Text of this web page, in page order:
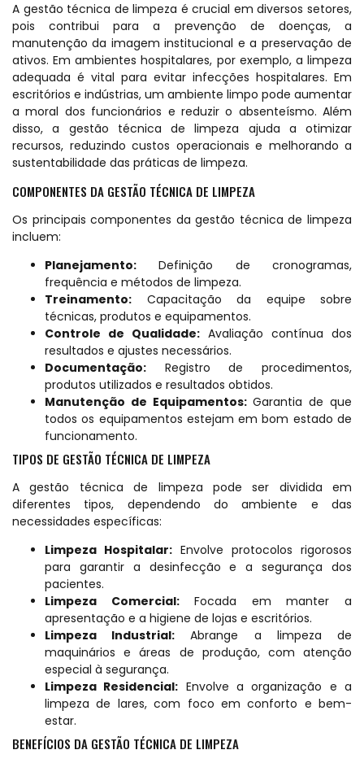
A gestão técnica de limpeza é crucial em diversos setores,
pois contribui para a prevenção de doenças, a
manutenção da imagem institucional e a preservação de
ativos. Em ambientes hospitalares, por exemplo, a limpeza
adequada é vital para evitar infecções hospitalares. Em
escritórios e indústrias, um ambiente limpo pode aumentar
a moral dos funcionários e reduzir o absenteísmo. Além
disso, a gestão técnica de limpeza ajuda a otimizar
recursos, reduzindo custos operacionais e melhorando a
sustentabilidade das práticas de limpeza.
COMPONENTES DA GESTÃO TÉCNICA DE LIMPEZA
Os principais componentes da gestão técnica de limpeza
incluem:
Planejamento: Definição de cronogramas,
frequência e métodos de limpeza.
Treinamento: Capacitação da equipe sobre
técnicas, produtos e equipamentos.
Controle de Qualidade: Avaliação contínua dos
resultados e ajustes necessários.
Documentação: Registro de procedimentos,
produtos utilizados e resultados obtidos.
Manutenção de Equipamentos:Garantia de que
todos os equipamentos estejam em bom estado de
funcionamento.
TIPOS DE GESTÃO TÉCNICA DE LIMPEZA
A gestão técnica de limpeza pode ser dividida em
diferentes tipos, dependendo do ambiente e das
necessidades específicas:
Limpeza Hospitalar: Envolve protocolos rigorosos
para garantir a desinfecção e a segurança dos
pacientes.
Limpeza Comercial:Focada em manter a
apresentação e a higiene de lojas e escritórios.
Limpeza Industrial: Abrange a limpeza de
maquinários e áreas de produção, com atenção
especial à segurança.
Limpeza Residencial: Envolve a organização e a
limpeza de lares, com foco em conforto e bem-
estar.
BENEFÍCIOS DA GESTÃO TÉCNICA DE LIMPEZA